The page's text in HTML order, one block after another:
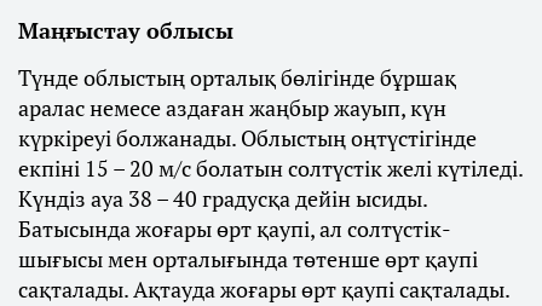
Маңғыстау облысы
Түнде облыстың орталық бөлігінде бұршақ
аралас немесе аздаған жаңбыр жауып, күн
күркіреуі болжанады. Облыстың оңтүстігінде
екпіні 15 – 20 м/с болатын солтүстік желі күтіледі.
Күндіз ауа 38 – 40 градусқа дейін ысиды.
Батысында жоғары өрт қаупі, ал солтүстік-
шығысы мен орталығында төтенше өрт қаупі
сақталады. Ақтауда жоғары өрт қаупі сақталады.